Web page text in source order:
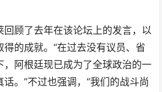
回顾了去年在该论坛上的发言，以
的成就。“在过去没有议员、省
，阿根廷现已成为了全球政治的一
。”不过也强调，“我们的战斗尚